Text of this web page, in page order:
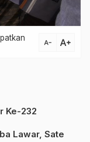
text_decrease text_increase
Ke-232
Lawar, Sate